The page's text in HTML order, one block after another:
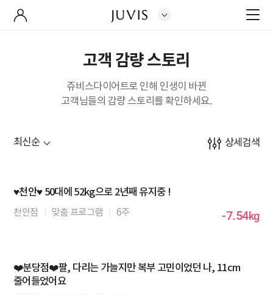
고객 감량 스토리
쥬비스다이어트로 인해 인생이 바뀐
고객님들의 감량 스토리를 확인하세요.
상세검색
♥️천안♥️ 50대에 52kg으로 2년째 유지중 !
천안점 맞춤 프로그램 6주 -7.54kg
❤️분당점❤️팔, 다리는 가늘지만 복부 고민이었던 나, 11cm
줄어들었어요